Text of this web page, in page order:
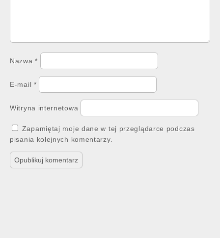
Nazwa*
E-mail *
Witryna internetowa
Zapamiętaj moje dane w tej przeglądarce podczas
pisania kolejnych komentarzy.